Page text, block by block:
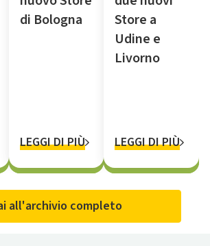
di Bologna
LEGGI DI PIÙ
Store a
Udine e
Livorno
LEGGI DI PIÙ
all'archivio completo